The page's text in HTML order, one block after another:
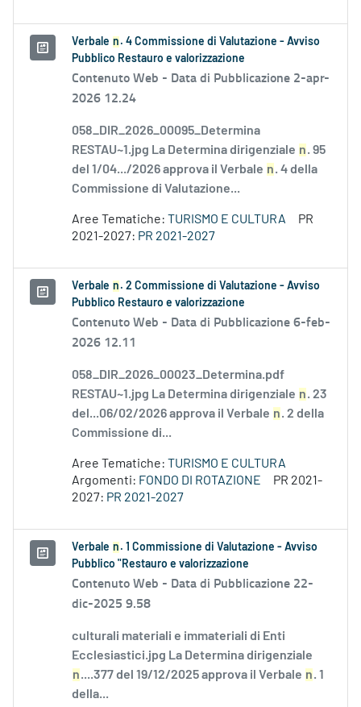
Verbale n . 4 Commissione di Valutazione - Avviso
Pubblico Restauro e valorizzazione
Contenuto Web - Data di Pubblicazione 2-apr-
2026 12.24
058_DIR_2026_00095_Determina
RESTAU~1.jpg La Determina dirigenziale n. 95
del 1/04.../2026 approva il Verbale n. 4 della
Commissione di Valutazione...
Aree Tematiche: TURISMO E CULTURA
PR
2021-2027: PR 2021-2027
Verbale n . 2 Commissione di Valutazione - Avviso
Pubblico Restauro e valorizzazione
Contenuto Web - Data di Pubblicazione 6-feb-
2026 12.11
058_DIR_2026_00023_Determina.pdf
RESTAU~1.jpg La Determina dirigenziale n. 23
del...06/02/2026 approva il Verbale n. 2 della
Commissione di...
Aree Tematiche: TURISMO E CULTURA
Argomenti: FONDO DI ROTAZIONE
PR 2021-
2027: PR 2021-2027
Verbale n . 1 Commissione di Valutazione - Avviso
Pubblico "Restauro e valorizzazione
Contenuto Web - Data di Pubblicazione 22-
dic-2025 9.58
culturali materiali e immateriali di Enti
Ecclesiastici.jpg La Determina dirigenziale
n....377 del 19/12/2025 approva il Verbale n. 1
della...